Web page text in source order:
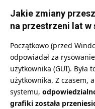
Jakie zmiany
na przestrzeni lat w
Początkowo (przed
odpowiadał za
użytkownika (GUI).
użytkownika. Z czasem,
systemu,
grafiki została